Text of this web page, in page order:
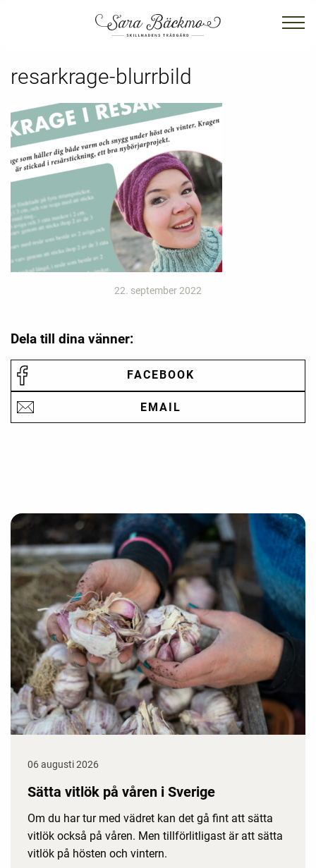
resarkrage-blurrbild
22. september 2022
Dela till dina vänner:
FACEBOOK
EMAIL
06 augusti 2026
Sätta vitlök på våren i Sverige
Om du har tur med vädret kan det gå fint att sätta
vitlök också på våren. Men tillförlitligast är att sätta
vitlök på hösten och vintern.